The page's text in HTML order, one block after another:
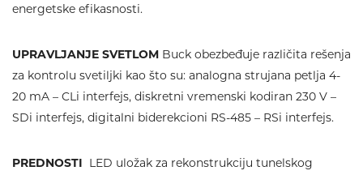
energetske efikasnosti.
UPRAVLJANJE SVETLOM Buck obezbeđuje različita rešenja
za kontrolu svetiljki kao što su: analogna strujana petlja 4-
20 mA – CLi interfejs, diskretni vremenski kodiran 230 V –
SDi interfejs, digitalni biderekcioni RS-485 – RSi interfejs.
PREDNOSTI LED uložak za rekonstrukciju tunelskog